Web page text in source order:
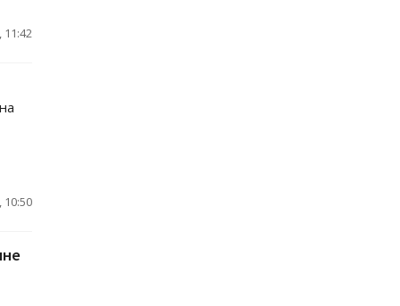
11:42
10:50